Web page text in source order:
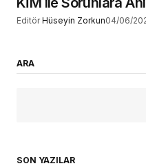
Editör Hüseyin Zorkun04/06/
ARA
SON YAZILAR